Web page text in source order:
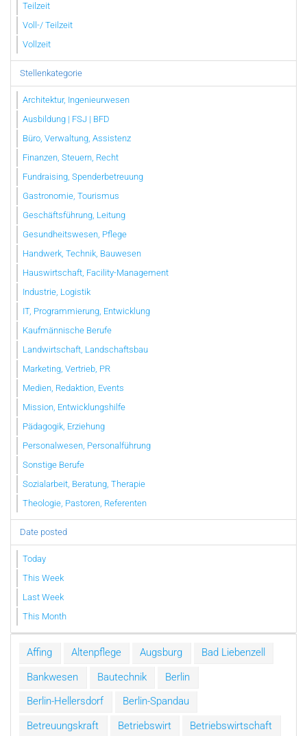
Teilzeit
Voll-/ Teilzeit
Vollzeit
Stellenkategorie
Architektur, Ingenieurwesen
Ausbildung | FSJ | BFD
Büro, Verwaltung, Assistenz
Finanzen, Steuern, Recht
Fundraising, Spenderbetreuung
Gastronomie, Tourismus
Geschäftsführung, Leitung
Gesundheitswesen, Pflege
Handwerk, Technik, Bauwesen
Hauswirtschaft, Facility-Management
Industrie, Logistik
IT, Programmierung, Entwicklung
Kaufmännische Berufe
Landwirtschaft, Landschaftsbau
Marketing, Vertrieb, PR
Medien, Redaktion, Events
Mission, Entwicklungshilfe
Pädagogik, Erziehung
Personalwesen, Personalführung
Sonstige Berufe
Sozialarbeit, Beratung, Therapie
Theologie, Pastoren, Referenten
Date posted
Today
This Week
Last Week
This Month
Affing Altenpflege Augsburg
Bad Liebenzell
Bankwesen
Bautechnik
Berlin
Berlin-Hellersdorf
Berlin-Spandau
Betreuungskraft
Betriebswirt
Betriebswirtschaft